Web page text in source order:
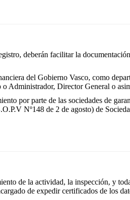
deberán facilitar la
del Gobierno Vasco, como
o Administrador, Director General o
por parte de las sociedades de
Nº148 de 2 de agosto) de
de la actividad, la inspección, y
de expedir certificados de los